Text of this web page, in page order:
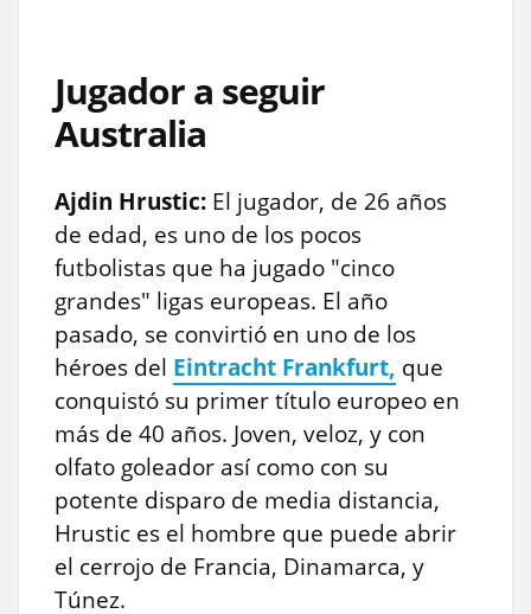
Jugador a seguir
Australia
Ajdin Hrustic: El jugador, de 26 años
de edad, es uno de los pocos
futbolistas que ha jugado "cinco
grandes" ligas europeas. El año
pasado, se convirtió en uno de los
héroes del Eintracht Frankfurt, que
conquistó su primer título europeo en
más de 40 años. Joven, veloz, y con
olfato goleador así como con su
potente disparo de media distancia,
Hrustic es el hombre que puede abrir
el cerrojo de Francia, Dinamarca, y
Túnez.